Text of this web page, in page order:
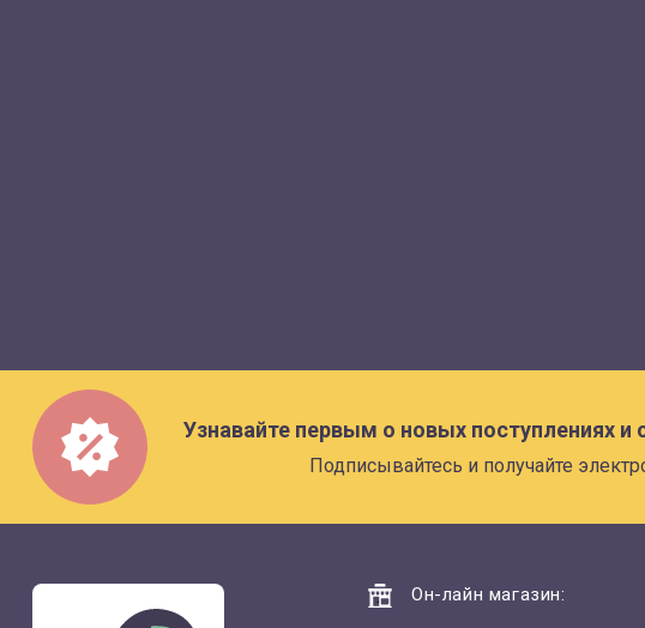
Узнавайте первым о новых поступлениях
Подписывайтесь и получайте
Он-лайн магазин: